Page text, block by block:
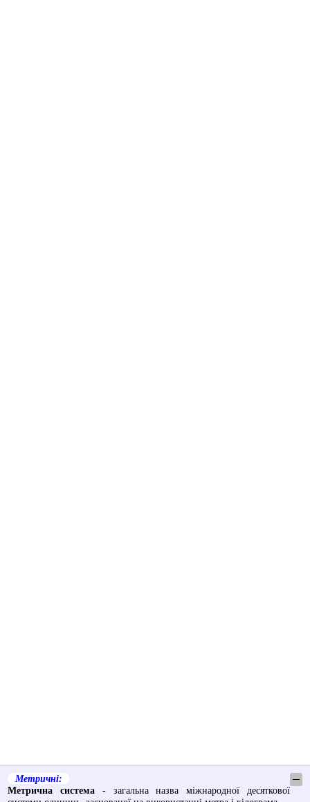
Метричні:
─
Метрична система - загальна назва міжнародної десяткової